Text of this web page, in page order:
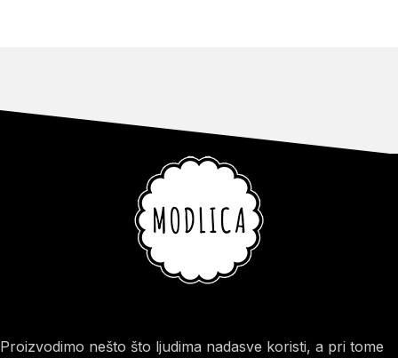
Proizvodimo nešto što ljudima nadasve koristi, a pri tome